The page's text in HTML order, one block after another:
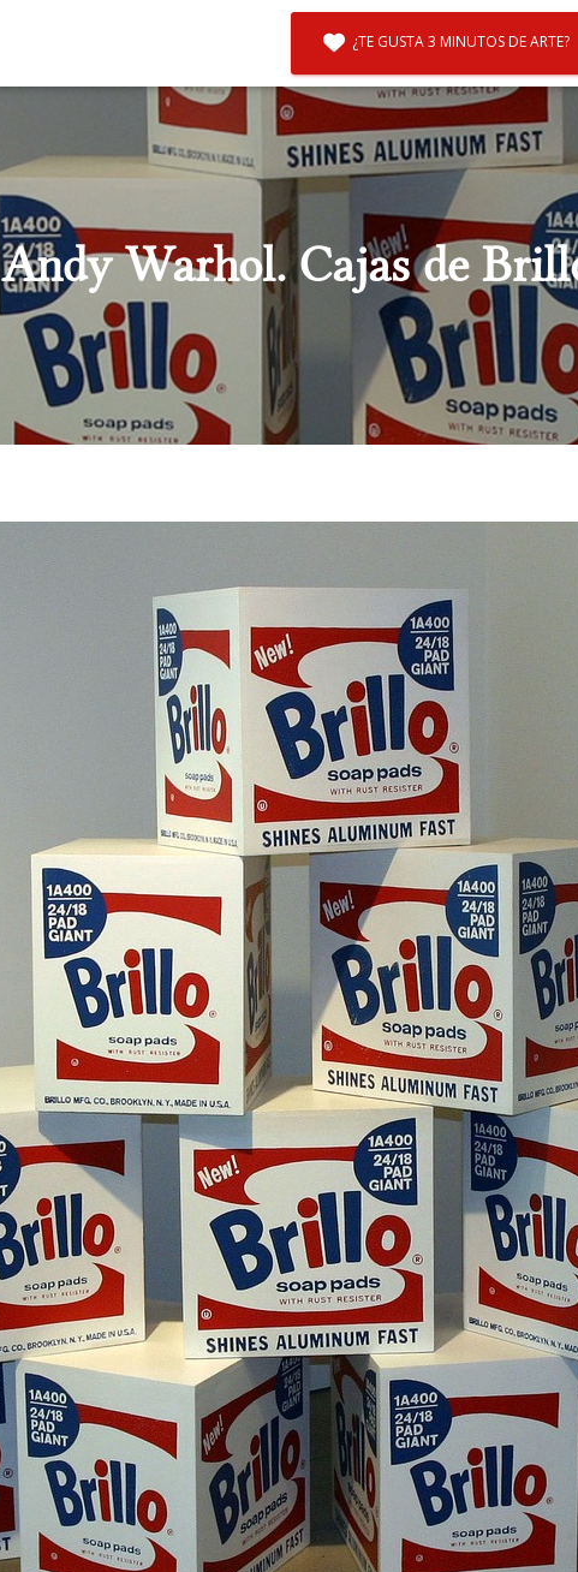
¿TE GUSTA 3 MINUTOS DE ARTE?
Andy Warhol. Cajas de